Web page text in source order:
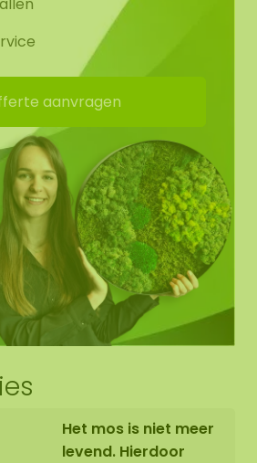
aanvragen
Het mos is niet meer
levend. Hierdoor